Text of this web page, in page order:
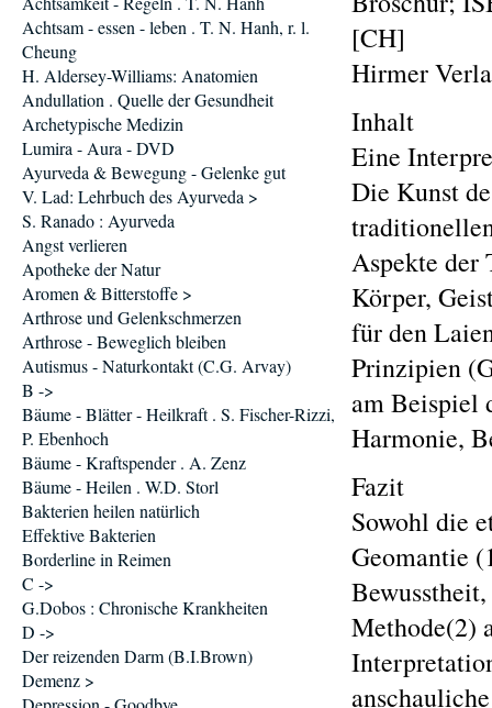
[CH]
Hirmer
Inhalt
Eine
Die Kunst
Aspekte der
Körper,
für den
Prinzipien
am Beispiel
Harmonie,
Fazit
Sowohl die
Geomantie
Methode(2)
Achtsam - essen - leben . T. N. Hanh, r. l.
Cheung
H. Aldersey-Williams: Anatomien
Andullation . Quelle der Gesundheit
Archetypische Medizin
Lumira - Aura - DVD
Ayurveda & Bewegung - Gelenke gut
V. Lad: Lehrbuch des Ayurveda >
S. Ranado : Ayurveda
Angst verlieren
Apotheke der Natur
Aromen & Bitterstoffe >
Arthrose und Gelenkschmerzen
Arthrose - Beweglich bleiben
Autismus - Naturkontakt (C.G. Arvay)
B ->
Bäume - Blätter - Heilkraft . S. Fischer-Rizzi,
P. Ebenhoch
Bäume - Kraftspender . A. Zenz
Bäume - Heilen . W.D. Storl
Bakterien heilen natürlich
Effektive Bakterien
Borderline in Reimen
C ->
G.Dobos : Chronische Krankheiten
D ->
Der reizenden Darm (B.I.Brown)
Demenz >